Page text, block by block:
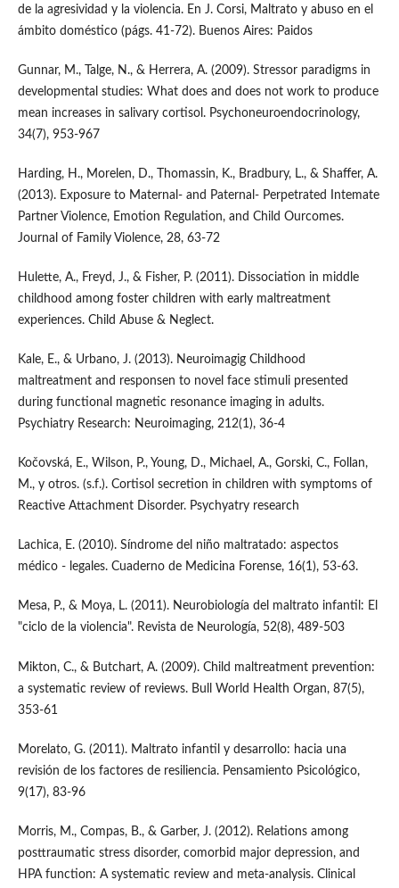
de la agresividad y la violencia. En J. Corsi, Maltrato y abuso en el
ámbito doméstico (págs. 41-72). Buenos Aires: Paidos
Gunnar, M., Talge, N., & Herrera, A. (2009). Stressor paradigms in
developmental studies: What does and does not work to produce
mean increases in salivary cortisol. Psychoneuroendocrinology,
34(7), 953-967
Harding, H., Morelen, D., Thomassin, K., Bradbury, L., & Shaffer, A.
(2013). Exposure to Maternal- and Paternal- Perpetrated Intemate
Partner Violence, Emotion Regulation, and Child Ourcomes.
Journal of Family Violence, 28, 63-72
Hulette, A., Freyd, J., & Fisher, P. (2011). Dissociation in middle
childhood among foster children with early maltreatment
experiences. Child Abuse & Neglect.
Kale, E., & Urbano, J. (2013). Neuroimagig Childhood
maltreatment and responsen to novel face stimuli presented
during functional magnetic resonance imaging in adults.
Psychiatry Research: Neuroimaging, 212(1), 36-4
Kočovská, E., Wilson, P., Young, D., Michael, A., Gorski, C., Follan,
M., y otros. (s.f.). Cortisol secretion in children with symptoms of
Reactive Attachment Disorder. Psychyatry research
Lachica, E. (2010). Síndrome del niño maltratado: aspectos
médico - legales. Cuaderno de Medicina Forense, 16(1), 53-63.
Mesa, P., & Moya, L. (2011). Neurobiología del maltrato infantil: El
"ciclo de la violencia". Revista de Neurología, 52(8), 489-503
Mikton, C., & Butchart, A. (2009). Child maltreatment prevention:
a systematic review of reviews. Bull World Health Organ, 87(5),
353-61
Morelato, G. (2011). Maltrato infantil y desarrollo: hacia una
revisión de los factores de resiliencia. Pensamiento Psicológico,
9(17), 83-96
Morris, M., Compas, B., & Garber, J. (2012). Relations among
posttraumatic stress disorder, comorbid major depression, and
HPA function: A systematic review and meta-analysis. Clinical